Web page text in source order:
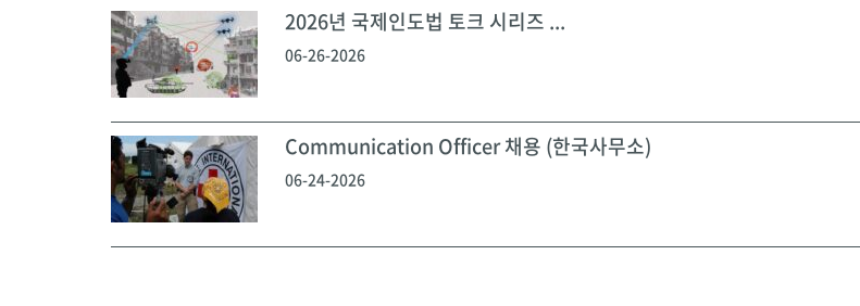
2026년 국제인도법 토크 시리즈 ...
06-26-2026
Communication Officer 채용 (한국사무소)
06-24-2026